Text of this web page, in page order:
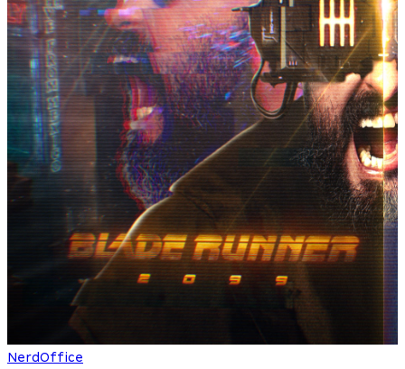
NerdOffice